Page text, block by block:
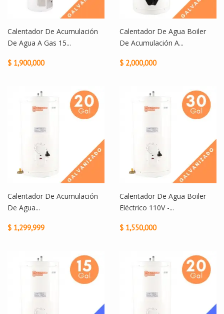
Calentador De Acumulación
De Agua A Gas 15...
$ 1,900,000
Calentador De Agua Boiler
De Acumulación A...
$ 2,000,000
Calentador De Acumulación
De Agua...
$ 1,299,999
Calentador De Agua Boiler
Eléctrico 110V -...
$ 1,550,000